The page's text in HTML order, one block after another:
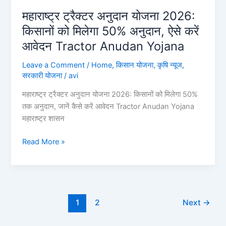
महाराष्ट्र ट्रैक्टर अनुदान योजना 2026:
किसानों को मिलेगा 50% अनुदान, ऐसे करें
आवेदन Tractor Anudan Yojana
Leave a Comment / Home,किसान योजना,कृषि न्यूज,
सरकारी योजना/avi
महाराष्ट्र ट्रैक्टर अनुदान योजना 2026: किसानों को मिलेगा 50%
तक अनुदान, जानें कैसे करें आवेदन Tractor Anudan Yojana
महाराष्ट्र शासन
महाराष्ट्र
Read More »
1 2 Next →